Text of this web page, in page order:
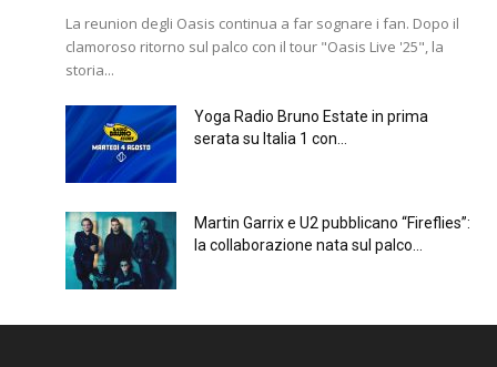
La reunion degli Oasis continua a far sognare i fan. Dopo il
clamoroso ritorno sul palco con il tour "Oasis Live '25", la
storia...
Yoga Radio Bruno Estate in prima
serata su Italia 1 con...
Martin Garrix e U2 pubblicano “Fireflies”:
la collaborazione nata sul palco...